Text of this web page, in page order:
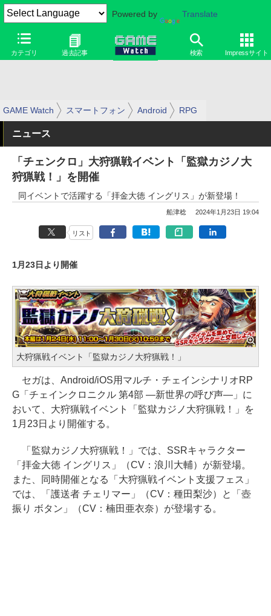
Powered by Translate
カテゴリ 過去記事 検索 Impressサイト
GAME Watch スマートフォン Android RPG
ニュース
「チェンクロ」大狩猟戦イベント「監獄カジノ大
狩猟戦！」を開催
同イベントで活躍する「拝金大徳 イングリス」が新登場！
船津稔 2024年1月23日 19:04
リスト
1月23日より開催
大狩猟戦イベント「監獄カジノ大狩猟戦！」
セガは、Android/iOS用マルチ・チェインシナリオRP
G「チェインクロニクル 第4部 ―新世界の呼び声―」に
おいて、大狩猟戦イベント「監獄カジノ大狩猟戦！」を
1月23日より開催する。
「監獄カジノ大狩猟戦！」では、SSRキャラクター
「拝金大徳 イングリス」（CV：浪川大輔）が新登場。
また、同時開催となる「大狩猟戦イベント支援フェス」
では、「護送者 チェリマー」（CV：種田梨沙）と「壺
振り ボタン」（CV：楠田亜衣奈）が登場する。